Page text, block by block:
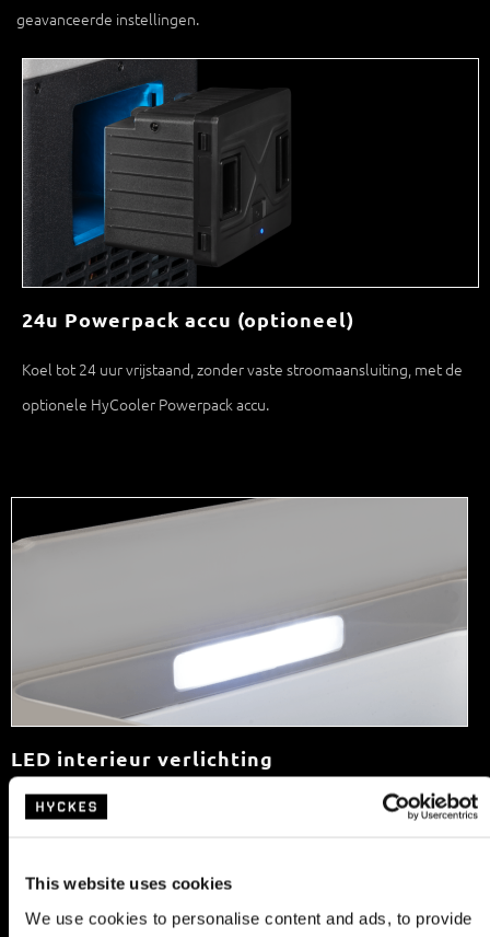
This website uses cookies
We use cookies to personalise content and ads, to provide
geavanceerde instellingen.
24u Powerpack accu (optioneel)
Koel tot 24 uur vrijstaand, zonder vaste stroomaansluiting, met de
optionele HyCooler Powerpack accu.
LED interieur verlichting
De ingebouwde LED verlichting gaat automatisch aan wanneer het
donker goed zichtbaar.